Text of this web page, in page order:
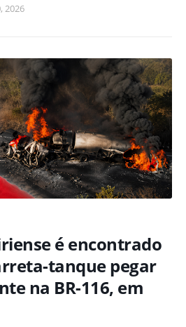
2026
é encontrado
tanque pegar
na BR-116, em